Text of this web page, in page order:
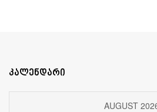
კალენდარი
AUGUST